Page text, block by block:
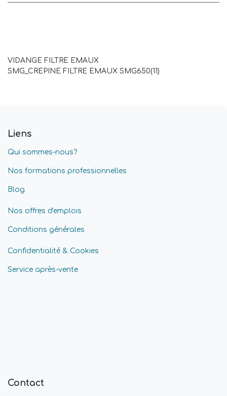
VIDANGE FILTRE EMAUX
SMG_CREPINE FILTRE EMAUX SMG650(11)
Liens
Qui sommes-nous?
Nos formations professionnelles
Blog
Nos offres d'emplois
Conditions générales
Confidentialité & Cookies
Service après-vente
Contact